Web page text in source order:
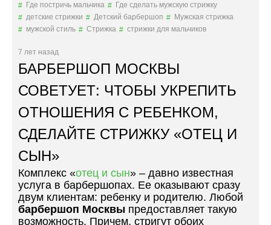
Е
С
Л
Я
М
А
Ь
Где постричь мальчика
Где сделать мужскую стрижку
детские стрижки
Детский барбершоп
Мужская стрижка
мужской стиль
Стрижка стрижки для мальчиков
7 лет назад
БАРБЕРШОП МОСКВЫ
СОВЕТУЕТ: ЧТОБЫ УКРЕПИТЬ
ОТНОШЕНИЯ С РЕБЕНКОМ,
СДЕЛАЙТЕ СТРИЖКУ «ОТЕЦ И
СЫН»
Комплекс «отец и сын» – давно известная
услуга в барбершопах. Ее оказывают сразу
двум клиентам: ребенку и родителю. Любой
барбершоп Москвы предоставляет такую
возможность. Причем, стригут обоих